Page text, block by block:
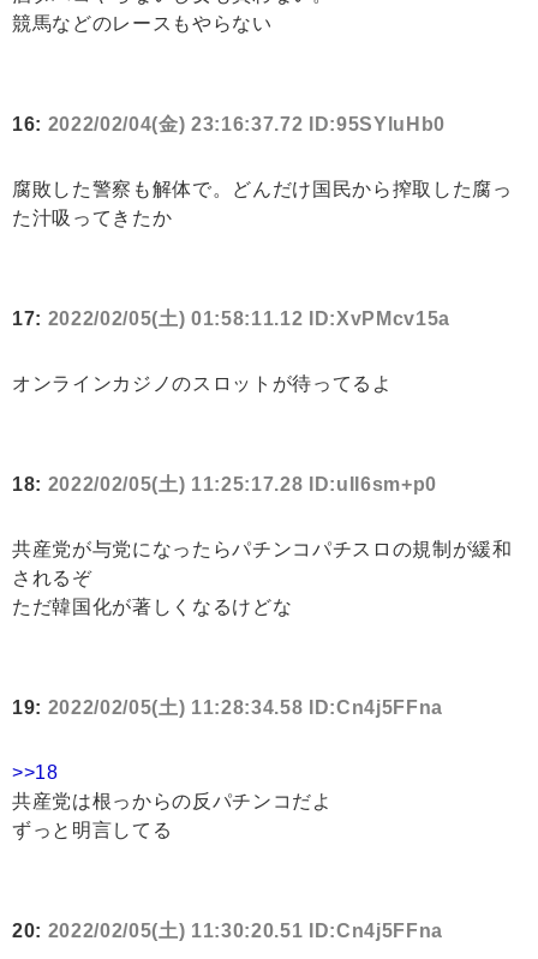
競馬などのレースもやらない
16: 2022/02/04(金) 23:16:37.72 ID:95SYluHb0
腐敗した警察も解体で。どんだけ国民から搾取した腐っ
た汁吸ってきたか
17: 2022/02/05(土) 01:58:11.12 ID:XvPMcv15a
オンラインカジノのスロットが待ってるよ
18: 2022/02/05(土) 11:25:17.28 ID:uII6sm+p0
共産党が与党になったらパチンコパチスロの規制が緩和
されるぞ
ただ韓国化が著しくなるけどな
19: 2022/02/05(土) 11:28:34.58 ID:Cn4j5FFna
>>18
共産党は根っからの反パチンコだよ
ずっと明言してる
20: 2022/02/05(土) 11:30:20.51 ID:Cn4j5FFna